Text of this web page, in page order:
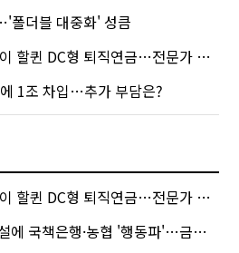
폴더블 대중화' 성큼
퀸 DC형 퇴직연금…전문가 조언은
1조 차입…추가 부담은?
퀸 DC형 퇴직연금…전문가 조언은
은행·농협 '행동파'…금감원 '신중모드'